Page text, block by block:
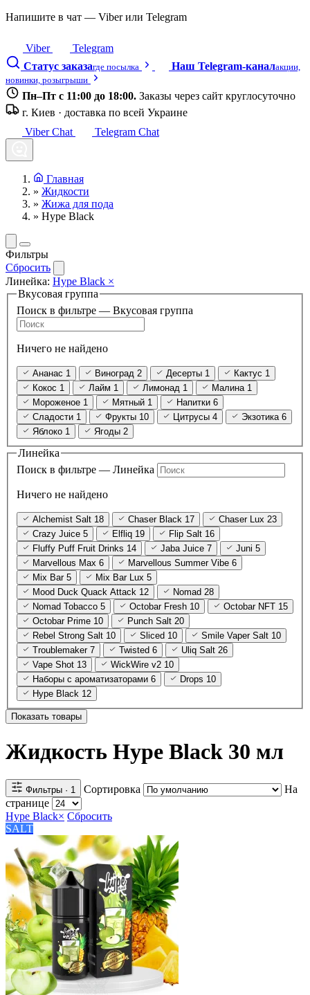
Напишите в чат — Viber или Telegram
Viber
Telegram
Статус заказагде посылка Наш Telegram-каналакции,
новинки, розыгрыши
Пн–Пт с 11:00 до 18:00. Заказы через сайт круглосуточно
г. Киев · доставка по всей Украине
Viber Chat
Telegram Chat
Главная
» Жидкости
» Жижа для пода
» Hype Black
Фильтры
Сбросить
Линейка: Hype Black ×
Вкусовая группа
Поиск в фильтре — Вкусовая группа
Ничего не найдено
Ананас 1 Виноград 2 Десерты 1 Кактус 1
Кокос 1 Лайм 1 Лимонад 1 Малина 1
Мороженое 1 Мятный 1 Напитки 6
Сладости 1 Фрукты 10 Цитрусы 4 Экзотика 6
Яблоко 1 Ягоды 2
Линейка
Поиск в фильтре — Линейка
Ничего не найдено
Alchemist Salt 18 Chaser Black 17 Chaser Lux 23
Crazy Juice 5 Elfliq 19 Flip Salt 16
Fluffy Puff Fruit Drinks 14 Jaba Juice 7 Juni 5
Marvellous Max 6 Marvellous Summer Vibe 6
Mix Bar 5 Mix Bar Lux 5
Mood Duck Quack Attack 12 Nomad 28
Nomad Tobacco 5 Octobar Fresh 10 Octobar NFT 15
Octobar Prime 10 Punch Salt 20
Rebel Strong Salt 10 Sliced 10 Smile Vaper Salt 10
Troublemaker 7 Twisted 6 Uliq Salt 26
Vape Shot 13 WickWire v2 10
Наборы с ароматизаторами 6 Drops 10
Hype Black 12
Показать товары
Жидкость Hype Black 30 мл
Фильтры · 1 Сортировка
На
странице
Hype Black× Сбросить
SALT